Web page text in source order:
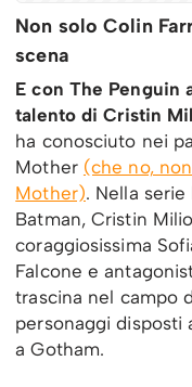
Non solo Colin
scena
E con The Penguin
talento di Cristin
ha conosciuto nei
Mother (che no,
Mother). Nella serie
Batman, Cristin
coraggiosissima
Falcone e
trascina nel campo
personaggi
a Gotham.